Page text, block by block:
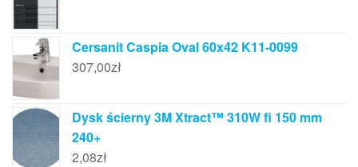
Cersanit Caspia Oval 60x42 K11-0099
307,00zł
Dysk ścierny 3M Xtract™ 310W fi 150 mm
240+
2,08zł